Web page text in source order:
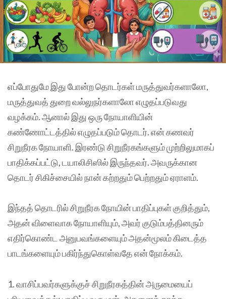
எப்போதுமே இது போன்ற தொடர்கள் மருத்துவர்களாலோ,
மருத்துவத் துறை வல்லுநர்களாலோ எழுதப்படுவது
வழக்கம். ஆனால் இது ஒரு நோயாளியின்
கண்ணோட்டத்தில் எழுதப்படும் தொடர். என் கணவர்
சிறுநீரக நோயாளி. இரண்டு சிறுநீரகங்களும் முற்றிலுமாகப்
பாதிக்கப்பட்டு, டயாலிசிஸில் இருந்தவர். அவருக்கான
தொடர் சிகிச்சையில் நான் கற்றதும் பெற்றதும் ஏராளம்.
இந்தத் தொடரில் சிறுநீரக நோயின் பாதிப்புகள் குறித்தும்,
அதன் விளைவாக நோயாளியும், அவர் குடும்பத்தினரும்
எதிர்கொண்ட அனுபவங்களையும் அதன்மூலம் கிடைத்த
பாடங்களையும் பகிர்ந்துகொள்வதே என் நோக்கம்.
1. வாசிப்பவர்களுக்குச் சிறுநீரகத்தின் அருமையைப்